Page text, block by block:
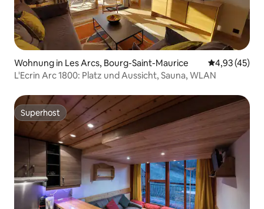
Wohnung in Les Arcs, Bourg-Saint-Maurice
4,93 (45)
L'Ecrin Arc 1800: Platz und Aussicht, Sauna, WLAN
Superhost
Superhost